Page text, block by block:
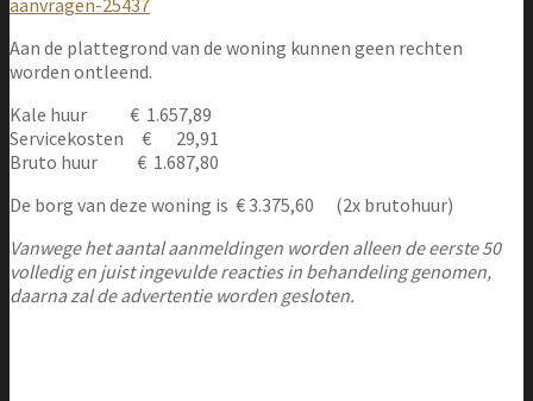
aanvragen-25437
Aan de plattegrond van de woning kunnen geen rechten
worden ontleend.
Kale huur € 1.657,89
Servicekosten € 29,91
Bruto huur € 1.687,80
De borg van deze woning is € 3.375,60 (2x brutohuur)
Vanwege het aantal aanmeldingen worden alleen de eerste 50
volledig en juist ingevulde reacties in behandeling genomen,
daarna zal de advertentie worden gesloten.